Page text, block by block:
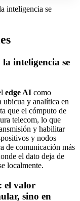
inteligencia se
inteligencia se
edge AI como
ubicua y analítica en
que el cómputo de
telecom, lo que
y habilitar
y nodos
de comunicación más
el dato deja de
localmente.
el valor
sino en